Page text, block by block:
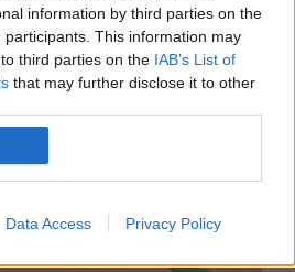
information by third parties on the
participants. This information may
third parties on the IAB’s List of
that may further disclose it to other
Data Access Privacy Policy
luată de Sofia